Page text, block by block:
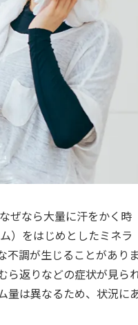
ぜなら大量に汗をかく時
）をはじめとしたミネラ
不調が生じることがありま
ら返りなどの症状が見ら
量は異なるため、状況に